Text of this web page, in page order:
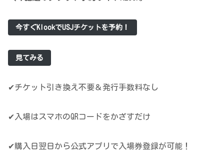
今すぐKlookでUSJチケットを予約！
見てみる
✔チケット引き換え不要＆発行手数料なし
✔入場はスマホのQRコードをかざすだけ
✔購入日翌日から公式アプリで入場券登録が可能！